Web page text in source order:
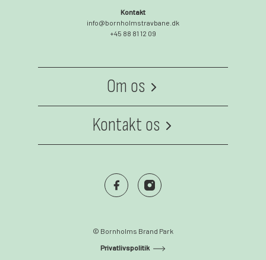
Kontakt
info@bornholmstravbane.dk
+45 88 81 12 09
Om os
Kontakt os
FacebookInstagram
© Bornholms Brand Park
Privatlivspolitik